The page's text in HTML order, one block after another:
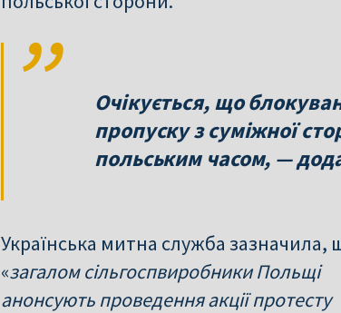
Очікується, що
пропуску з суміжної
польським часом, —
Українська митна служба зазначила,
«загалом сільгоспвиробники Польщі
анонсують проведення акції протесту